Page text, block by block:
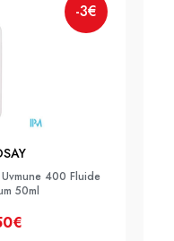
-3€
400 Fluide
50ml